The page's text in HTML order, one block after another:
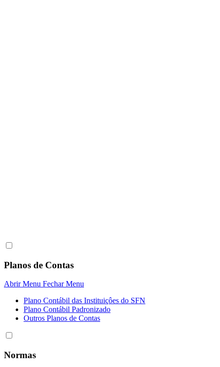
Planos de Contas
Abrir Menu Fechar Menu
Plano Contábil das Instituiçôes do SFN
Plano Contábil Padronizado
Outros Planos de Contas
Normas